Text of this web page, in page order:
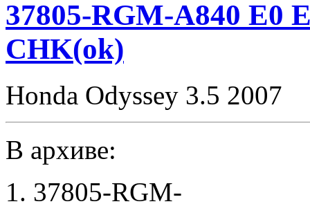
Idle700
SpLim250
noCHK
37805-RGM-A840 E0
CHK(ok)
Honda Odyssey 3.5 2007
В архиве:
37805-RGM-